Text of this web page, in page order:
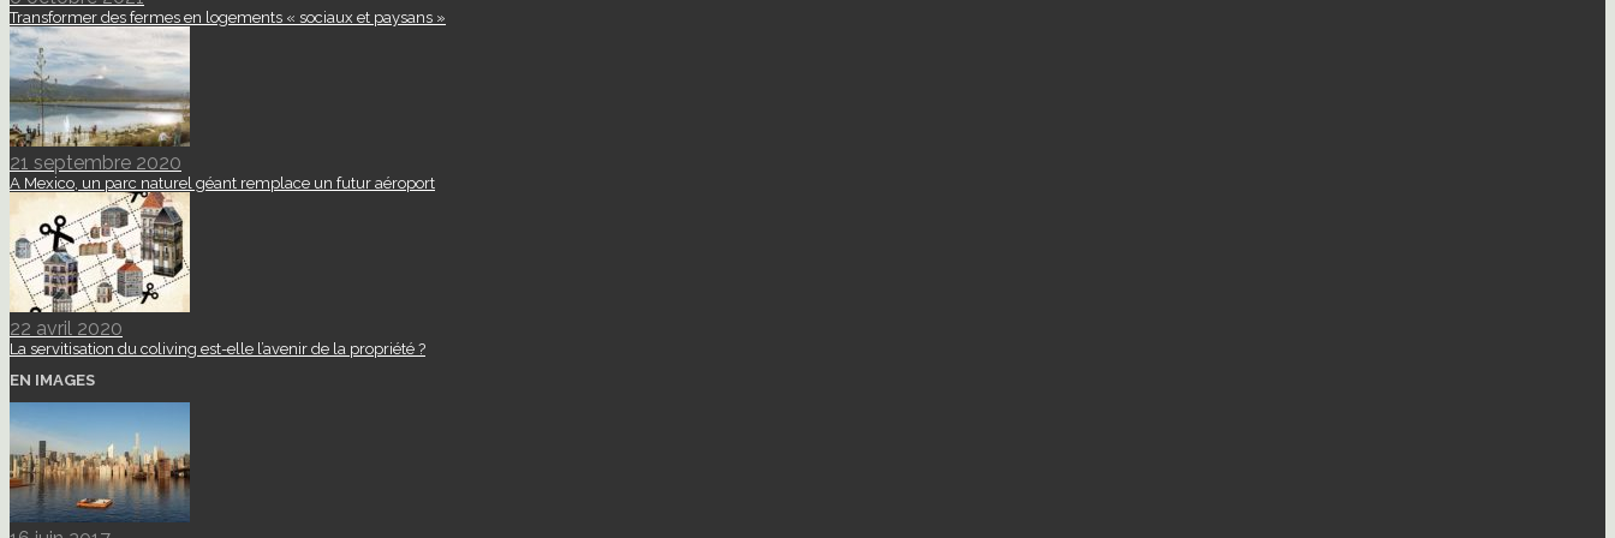
Transformer des fermes en logements « sociaux et paysans »
21 septembre 2020
A Mexico, un parc naturel géant remplace un futur aéroport
22 avril 2020
La servitisation du coliving est-elle l’avenir de la propriété ?
EN IMAGES